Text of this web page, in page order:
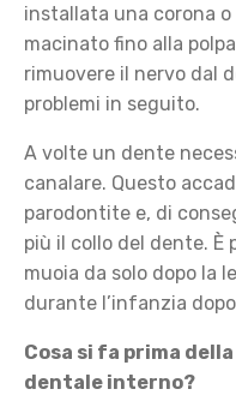
installata una corona
macinato fino alla
rimuovere il nervo dal
problemi in seguito.
A volte un dente
canalare. Questo
parodontite e, di
più il collo del dente. È
muoia da solo dopo la
durante l’infanzia
Cosa si fa prima
dentale interno?